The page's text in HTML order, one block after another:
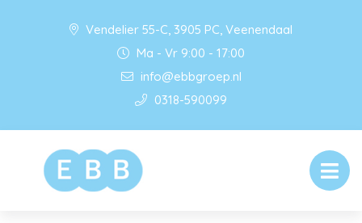
Vendelier 55-C, 3905 PC, Veenendaal
Ma - Vr 9:00 - 17:00
info@ebbgroep.nl
0318-590099